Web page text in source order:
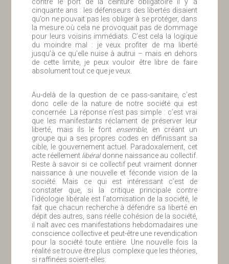
cinquante ans : les défenseurs des libertés disaient
qu’on ne pouvait pas les obliger à se protéger, dans
la mesure où cela ne provoquait pas de dommage
pour leurs voisins immédiats. C’est cela la logique
du moindre mal : je veux profiter de ma liberté
jusqu’à ce qu’elle nuise à autrui – mais en dehors
de cette limite, je peux vouloir être libre de faire
absolument tout ce que je veux.
Au-delà de la question de ce pass-sanitaire, c’est
donc celle de la nature de notre société qui est
concernée. La réponse n’est pas simple : c’est vrai
que les manifestants réclament de préserver leur
liberté, mais ils le font ensemble, en créant un
groupe qui a ses propres codes en définissant sa
cible, le gouvernement actuel. Paradoxalement, cet
acte réellement libéraldonne naissance au collectif.
Reste à savoir si ce collectif peut vraiment donner
naissance à une nouvelle et féconde vision de la
société. Mais ce qui est intéressant c’est de
constater que, si la critique principale contre
l’idéologie libérale est l’atomisation de la société, le
fait que chacun recherche à défendre sa liberté en
dépit des autres, sans réelle cohésion de la société,
il naît avec ces manifestations hebdomadaires une
conscience collective et peut-être une revendication
pour la société toute entière. Une nouvelle fois la
réalité se trouve être plus complexe que les théories,
si raffinées soient-elles.